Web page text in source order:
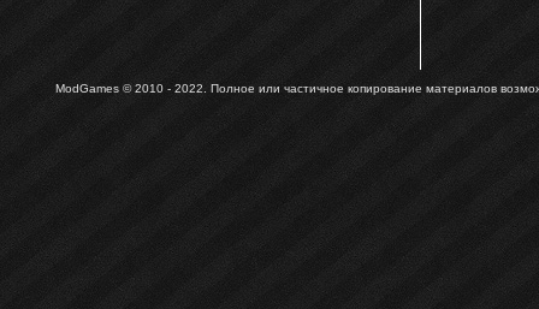
ModGames © 2010 - 2022. Полное или частичное копирование материалов